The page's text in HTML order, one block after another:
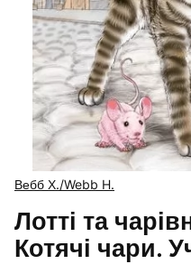
Вебб Х./Webb H.
Лотті та
Котячі чари.